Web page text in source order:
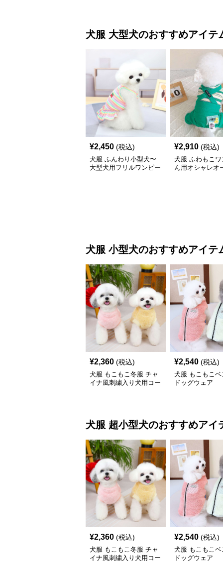
犬服 大型犬のおすすめアイテ
¥2,450 (税込)
犬服 ふんわり小型犬〜
大型犬用フリルワンピー
¥2,910 (税込)
犬服 ふわもこワ
ん用オシャレオ
犬服 小型犬のおすすめアイテ
¥2,360 (税込)
犬服 もこもこ冬服 チャ
イナ風刺繍入り犬用コー
¥2,540 (税込)
犬服 もこもこベ
ドッグウェア
犬服 超小型犬のおすすめアイ
¥2,360 (税込)
犬服 もこもこ冬服 チャ
イナ風刺繍入り犬用コー
¥2,540 (税込)
犬服 もこもこベ
ドッグウェア